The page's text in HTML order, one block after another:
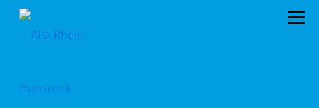
Zum
Menü